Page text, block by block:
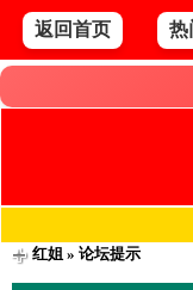
返回首页 热
红姐» 论坛提示